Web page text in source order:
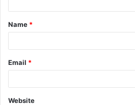
Name *
Email *
Website